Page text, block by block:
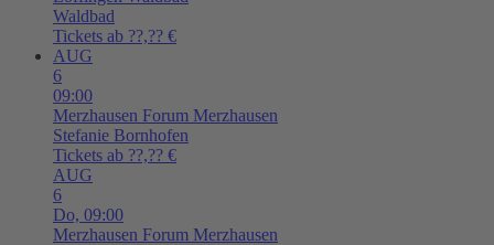
Waldbad
Tickets ab ??,?? €
AUG
6
09:00
Merzhausen Forum Merzhausen
Stefanie Bornhofen
Tickets ab ??,?? €
AUG
6
Do, 09:00
Merzhausen Forum Merzhausen